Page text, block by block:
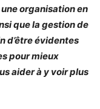
organisation en
que la gestion de
d’être évidentes
pour mieux
aider à y voir plus